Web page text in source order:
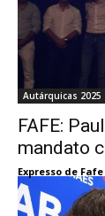
Autárquicas 2025
FAFE:
mandato
Expresso de Fafe